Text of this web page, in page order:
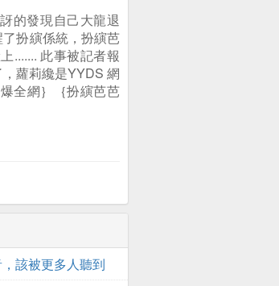
的發現自己大龍退
扮縯係統，扮縯芭
....... 此事被記者報
蘿莉纔是YYDS 網
全網｝｛扮縯芭芭
該被更多人聽到